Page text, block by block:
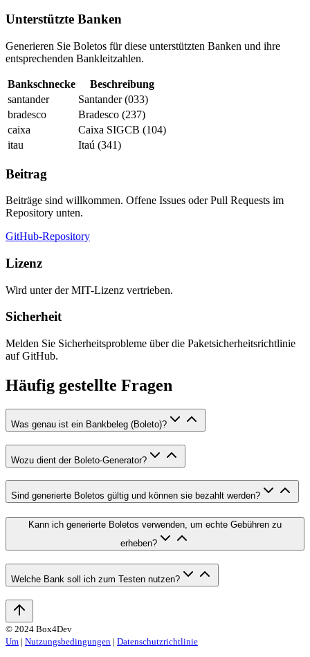
Unterstützte Banken
Generieren Sie Boletos für diese unterstützten Banken und ihre
entsprechenden Bankleitzahlen.
Bankschnecke
Beschreibung
santander
Santander (033)
bradesco
Bradesco (237)
caixa
Caixa SIGCB (104)
itau
Itaú (341)
Beitrag
Beiträge sind willkommen. Offene Issues oder Pull Requests im
Repository unten.
GitHub-Repository
Lizenz
Wird unter der MIT-Lizenz vertrieben.
Sicherheit
Melden Sie Sicherheitsprobleme über die Paketsicherheitsrichtlinie
auf GitHub.
Häufig gestellte Fragen
Was genau ist ein Bankbeleg (Boleto)?
Wozu dient der Boleto-Generator?
Sind generierte Boletos gültig und können sie bezahlt werden?
Kann ich generierte Boletos verwenden, um echte Gebühren zu
erheben?
Welche Bank soll ich zum Testen nutzen?
© 2024 Box4Dev
Um | Nutzungsbedingungen | Datenschutzrichtlinie